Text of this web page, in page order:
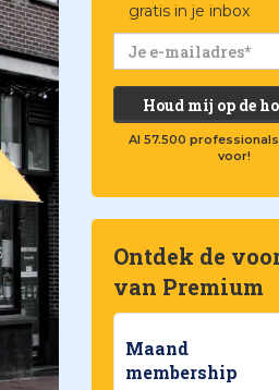
gratis in je inbox
Houd mij op de
Al 57.500
voor!
Ontdek de
van Premium
Maand
membership